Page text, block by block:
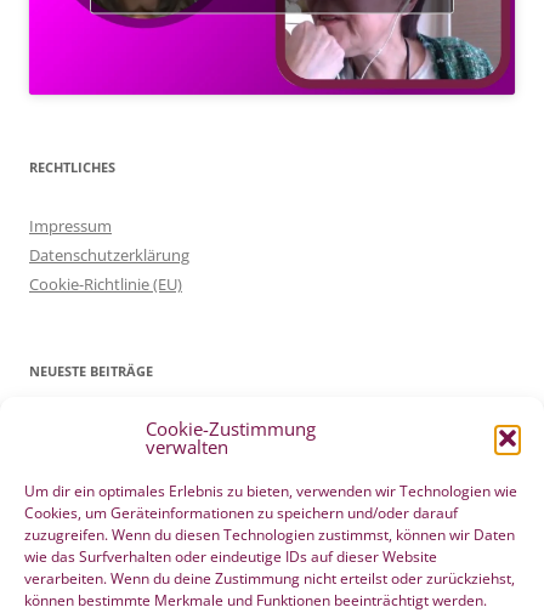
Cookie-Zustimmung
verwalten
Um dir ein optimales Erlebnis zu bieten, verwenden wir Technologien wie
Cookies, um Geräteinformationen zu speichern und/oder darauf
zuzugreifen. Wenn du diesen Technologien zustimmst, können wir Daten
wie das Surfverhalten oder eindeutige IDs auf dieser Website
verarbeiten. Wenn du deine Zustimmung nicht erteilst oder zurückziehst,
können bestimmte Merkmale und Funktionen beeinträchtigt werden.
RECHTLICHES
Impressum
Datenschutzerklärung
Cookie-Richtlinie (EU)
NEUESTE BEITRÄGE
Patientenverfügung Geburt vertreten in WELTWOCHE DER GEBURT
Filmtipp – Die sichere Geburt 19. Mai 2021
Integration eigener Erfahrungen aus der Pränatalzeit 10. März 2021
VBA2C – Erfahrung 8. Februar 2020
Berührender wunderschöner Geburtserfahrungsbericht von Laura
Maria Seiler
22. Dezember 2019